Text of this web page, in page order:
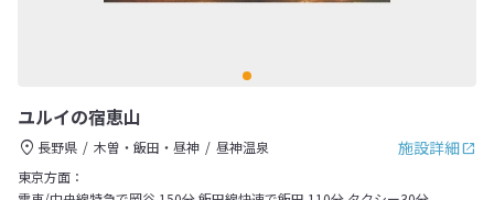
ユルイの宿恵山
施設詳細
長野県 木曽・飯田・昼神
昼神温泉
東京方面：